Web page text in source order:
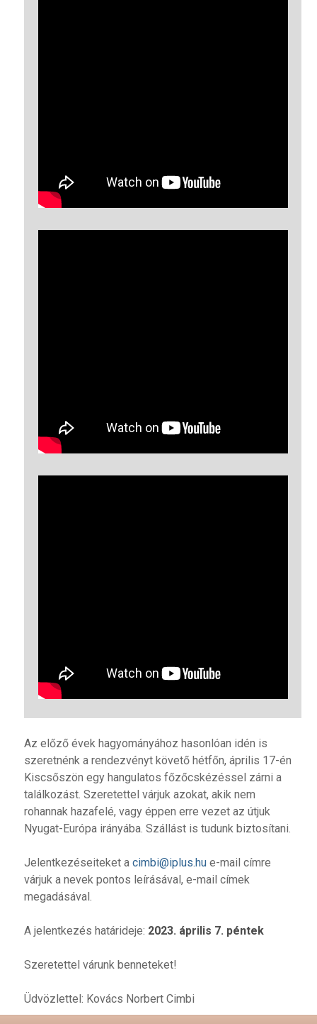
Az előző évek hagyományához hasonlóan idén is
szeretnénk a rendezvényt követő hétfőn, április 17-én
Kiscsőszön egy hangulatos főzőcskézéssel zárni a
találkozást. Szeretettel várjuk azokat, akik nem
rohannak hazafelé, vagy éppen erre vezet az útjuk
Nyugat-Európa irányába. Szállást is tudunk biztosítani.
Jelentkezéseiteket a cimbi@iplus.hue-mail címre
várjuk a nevek pontos leírásával, e-mail címek
megadásával.
A jelentkezés határideje: 2023. április 7. péntek
Szeretettel várunk benneteket!
Üdvözlettel: Kovács Norbert Cimbi